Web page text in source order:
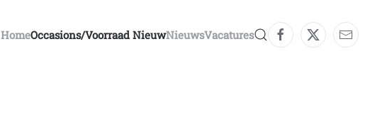
HomeOccasions/voorraad NieuwNieuwsVacatures